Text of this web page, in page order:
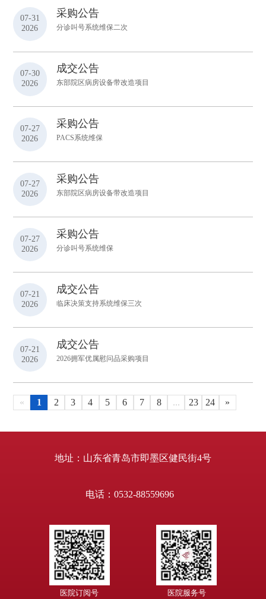
07-31
2026
采购公告
分诊叫号系统维保二次
07-30
2026
成交公告
东部院区病房设备带改造项目
07-27
2026
采购公告
PACS系统维保
07-27
2026
采购公告
东部院区病房设备带改造项目
07-27
2026
采购公告
分诊叫号系统维保
07-21
2026
成交公告
临床决策支持系统维保三次
07-21
2026
成交公告
2026拥军优属慰问品采购项目
« 1 2 3 4 5 6 7 8 ... 23 24 »
地址：山东省青岛市即墨区健民街4号
电话：0532-88559696
医院订阅号 医院服务号